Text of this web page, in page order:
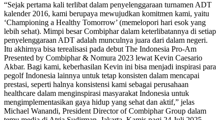
“Sejak pertama kali terlibat dalam penyelenggaraan turnamen ADT
kalender 2016, kami berupaya mewujudkan komitmen kami, yaitu
‘Championing a Healthy Tomorrow’ (memelopori hari esok yang
lebih sehat). Mimpi besar Combiphar dalam keterlibatannya di setiap
penyelenggaraan ADT adalah munculnya juara dari dalam negeri.
Itu akhirnya bisa terealisasi pada debut The Indonesia Pro-Am
Presented by Combiphar & Nomura 2023 lewat Kevin Caesario
Akbar. Bagi kami, keberhasilan Kevin ini bisa menjadi inspirasi para
pegolf Indonesia lainnya untuk tetap konsisten dalam mencapai
prestasi, seperti halnya konsistensi kami sebagai perusahaan
healthcare dalam menginspirasi masyarakat Indonesia untuk
mengimplementasikan gaya hidup yang sehat dan aktif,” jelas
Michael Wanandi, President Director of Combiphar Group dalam